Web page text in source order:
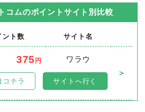
コムのポイントサイト別比較
ント数 サイト名
375 円
ワラウ
＞
コチラ サイトへ行く